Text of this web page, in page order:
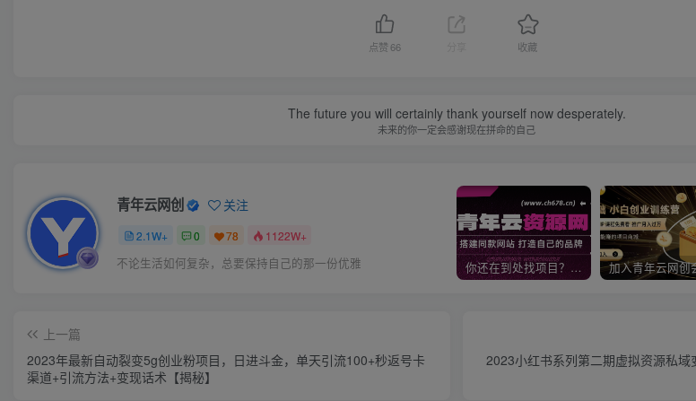
点赞66 收藏
The future you will certainly thank yourself now desperately.
未来的你一定会感谢现在拼命的自己
青年云网创 关注
2.1W+ 0 78 1122W+
不论生活如何复杂，总要保持自己的那一份优雅 你还在到处找项目？还在当韭菜？我靠卖项目一个月收入5万+，曾经我也是个失败者。
上一篇
2023年最新自动裂变5g创业粉项目，日进斗金，单天引流100+秒返号卡
渠道+引流方法+变现话术【揭秘】
2023小红书系列第二期虚拟资源私